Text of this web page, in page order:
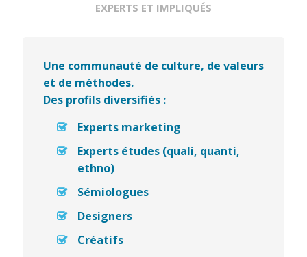
EXPERTS ET IMPLIQUÉS
Une communauté de culture, de valeurs
et de méthodes.
Des profils diversifiés :
Experts marketing
Experts études (quali, quanti,
ethno)
Sémiologues
Designers
Créatifs